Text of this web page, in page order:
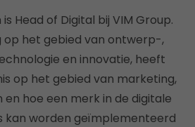
Head of Digital bij VIM Group.
op het gebied van ontwerp-,
en innovatie, heeft
op het gebied van marketing,
hoe een merk in de digitale
kan worden geïmplementeerd